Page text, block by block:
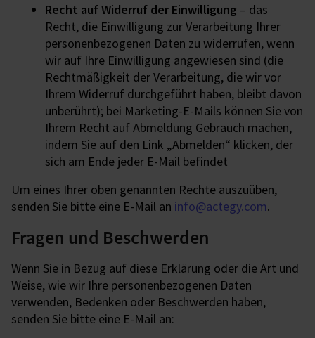
Recht auf Widerruf der Einwilligung – das
Recht, die Einwilligung zur Verarbeitung Ihrer
personenbezogenen Daten zu widerrufen, wenn
wir auf Ihre Einwilligung angewiesen sind (die
Rechtmäßigkeit der Verarbeitung, die wir vor
Ihrem Widerruf durchgeführt haben, bleibt davon
unberührt); bei Marketing-E-Mails können Sie von
Ihrem Recht auf Abmeldung Gebrauch machen,
indem Sie auf den Link „Abmelden“ klicken, der
sich am Ende jeder E-Mail befindet
Um eines Ihrer oben genannten Rechte auszuüben,
senden Sie bitte eine E-Mail an info@actegy.com.
Fragen und Beschwerden
Wenn Sie in Bezug auf diese Erklärung oder die Art und
Weise, wie wir Ihre personenbezogenen Daten
verwenden, Bedenken oder Beschwerden haben,
senden Sie bitte eine E-Mail an: